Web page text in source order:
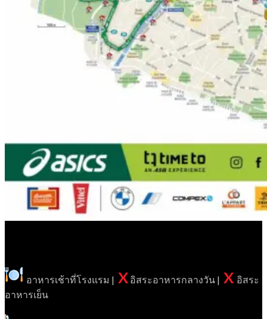
อาหารเช้าที่โรงแรม | X อิสระอาหารกลางวัน | X อิสระ
อาหารเย็น